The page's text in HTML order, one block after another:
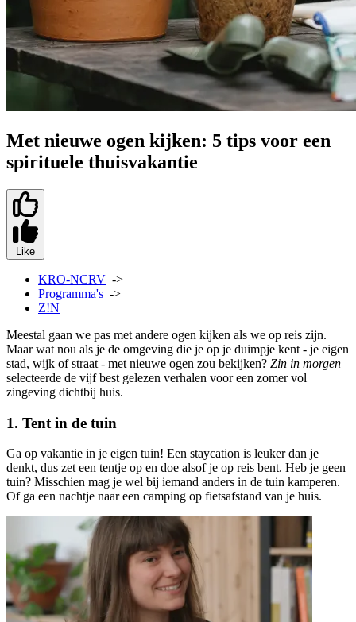
Met nieuwe ogen kijken: 5 tips voor een
spirituele thuisvakantie
Like
KRO-NCRV ->
Programma's ->
Z!N
Meestal gaan we pas met andere ogen kijken als we op reis zijn.
Maar wat nou als je de omgeving die je op je duimpje kent - je eigen
stad, wijk of straat - met nieuwe ogen zou bekijken? Zin in morgen
selecteerde de vijf best gelezen verhalen voor een zomer vol
zingeving dichtbij huis.
1. Tent in de tuin
Ga op vakantie in je eigen tuin! Een staycation is leuker dan je
denkt, dus zet een tentje op en doe alsof je op reis bent. Heb je geen
tuin? Misschien mag je wel bij iemand anders in de tuin kamperen.
Of ga een nachtje naar een camping op fietsafstand van je huis.